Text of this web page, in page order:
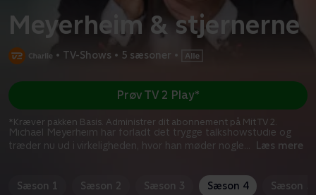
Meyerheim & stjernerne
• TV-Shows • 5 sæsoner •
Michael Meyerheim har forladt det trygge talkshowstudie og
træder nu ud i virkeligheden, hvor han møder nogle
Læs mere
Prøv TV 2 Play*
*Kræver pakken Basis. Administrer dit abonnement på Mit TV 2.
Sæson 1 Sæson 2 Sæson 3 Sæson 4 Sæson 5